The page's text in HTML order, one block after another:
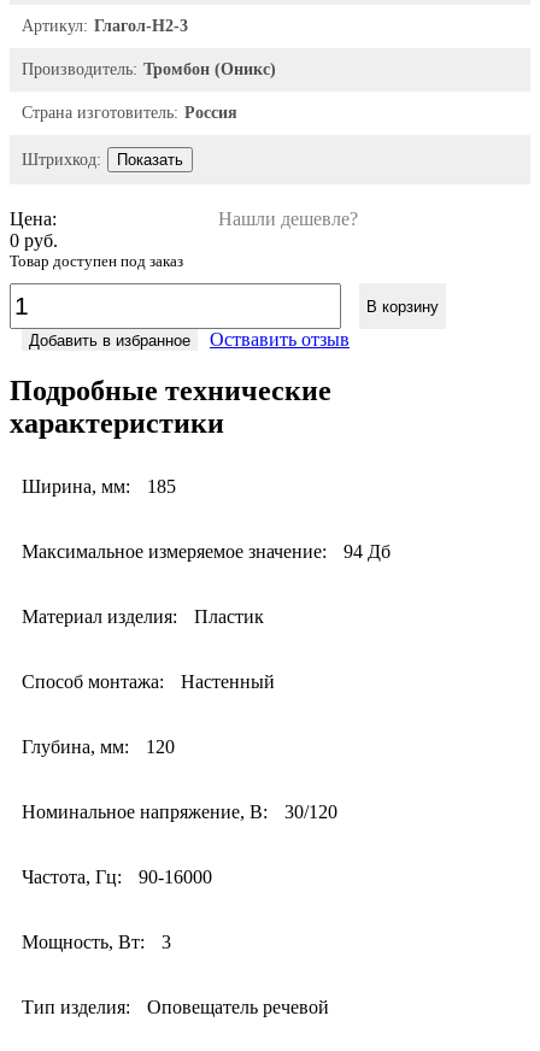
Артикул: Глагол-Н2-3
Производитель: Тромбон (Оникс)
Страна изготовитель: Россия
Штрихкод: Показать
Цена:
Нашли дешевле?
0 руб.
Товар доступен под заказ
В корзину
Добавить в избранное
Оствавить отзыв
Подробные технические
характеристики
Ширина, мм: 185
Максимальное измеряемое значение: 94 Дб
Материал изделия: Пластик
Способ монтажа: Настенный
Глубина, мм: 120
Номинальное напряжение, В: 30/120
Частота, Гц: 90-16000
Мощность, Вт: 3
Тип изделия: Оповещатель речевой